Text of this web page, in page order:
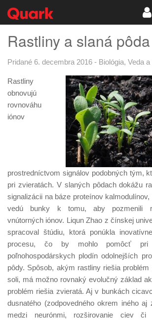
Rastliny a slaná pôda
Pridané 6. decembra 2016 - Biológia, Veda
Rastliny
obnovujú
rovnováhu
iónov
prostredníctvom signálov podobných tým,
pri zvieratách. V slaných pôdach dokážu
signalizácii na báze proteínov
vedú bunky k tomu, aby pozmenili
vnútorných iónov. Liqun Zhao z čínskej
spracoval štúdiu, ktorá ponúkla
procesu, čo by mohlo pomôcť pri
poľnohospodárskych plodín odolnejších
pôdy. Spôsob, akým rastliny riešia
soli, má možno rovnaký evolučný základ
problém riešia zvieratá. Aj v bunkách
dusnatého (zodpovedného okrem iného aj
medzi neurónmi, rozširovanie ciev či